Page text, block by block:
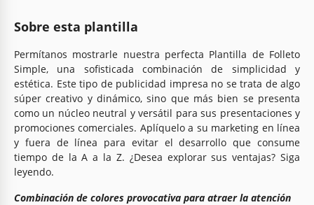
Sobre esta plantilla
Permítanos mostrarle nuestra perfecta Plantilla de Folleto
Simple, una sofisticada combinación de simplicidad y
estética. Este tipo de publicidad impresa no se trata de algo
súper creativo y dinámico, sino que más bien se presenta
como un núcleo neutral y versátil para sus presentaciones y
promociones comerciales. Aplíquelo a su marketing en línea
y fuera de línea para evitar el desarrollo que consume
tiempo de la A a la Z. ¿Desea explorar sus ventajas? Siga
leyendo.
Combinación de colores provocativa para atraer la atención